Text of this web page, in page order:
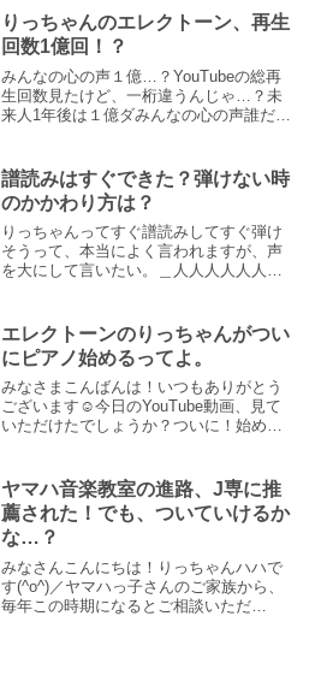
この記事にはコメントできないの？りっ
ちゃん母コメントは日...
りっちゃんのエレクトーン、再生
回数1億回！？
みんなの心の声１億…？YouTubeの総再
生回数見たけど、一桁違うんじゃ…？未
来人1年後は１億ダみんなの心の声誰だよ
ｗみんなの心の声から聞こえてくるよう
に、YouT...
譜読みはすぐできた？弾けない時
のかかわり方は？
りっちゃんってすぐ譜読みしてすぐ弾け
そうって、本当によく言われますが、声
を大にして言いたい。＿人人人人人人人
「はじめました」動画を出しますが、あ
れは数時間練...
エレクトーンのりっちゃんがつい
にピアノ始めるってよ。
みなさまこんばんは！いつもありがとう
ございます☺今日のYouTube動画、見て
いただけたでしょうか？ついに！始める
ン専攻娘が通っている、ヤマハ音楽教
室。"音楽教室"と...
ヤマハ音楽教室の進路、J専に推
薦された！でも、ついていけるか
な…？
みなさんこんにちは！りっちゃんハハで
す(^o^)／ヤマハっ子さんのご家族から、
毎年この時期になるとご相談いただ